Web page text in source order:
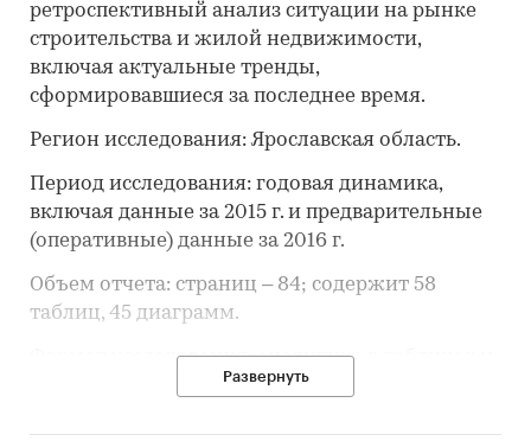
ретроспективный анализ ситуации на рынке
строительства и жилой недвижимости,
включая актуальные тренды,
сформировавшиеся за последнее время.
Регион исследования: Ярославская область.
Период исследования: годовая динамика,
включая данные за 2015 г. и предварительные
(оперативные) данные за 2016 г.
Объем отчета: страниц – 84; содержит 58
таблиц, 45 диаграмм.
Формат исследования: аналитика в таблицах и
Пользователи. Обзор предназначен для
Развернуть